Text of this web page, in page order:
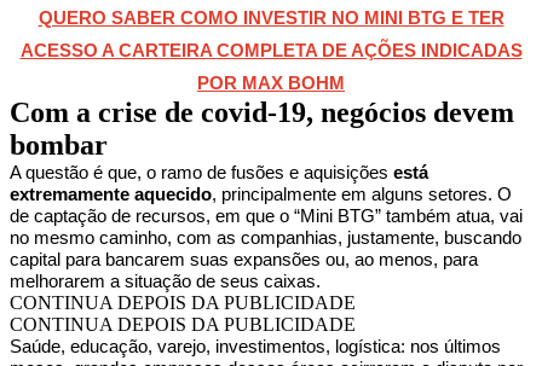
QUERO SABER COMO INVESTIR NO MINI BTG E TER
ACESSO A CARTEIRA COMPLETA DE AÇÕES INDICADAS
POR MAX BOHM
Com a crise de covid-19, negócios devem
bombar
A questão é que, o ramo de fusões e aquisições está
extremamente aquecido, principalmente em alguns setores. O
de captação de recursos, em que o “Mini BTG” também atua, vai
no mesmo caminho, com as companhias, justamente, buscando
capital para bancarem suas expansões ou, ao menos, para
melhorarem a situação de seus caixas.
CONTINUA DEPOIS DA PUBLICIDADE
CONTINUA DEPOIS DA PUBLICIDADE
Saúde, educação, varejo, investimentos, logística: nos últimos